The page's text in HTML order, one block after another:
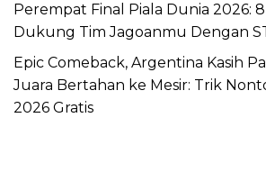
Perempat Final Piala Dunia 2026:
Dukung Tim Jagoanmu Dengan
Epic Comeback, Argentina Kasih
Juara Bertahan ke Mesir: Trik
2026 Gratis